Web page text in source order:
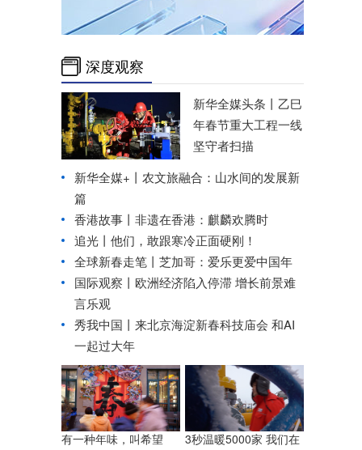
深度观察
新华全媒头条丨 乙巳
年春节重大工程一线
坚守者扫描
新华全媒+丨 农文旅融合：山水间的发展新
篇
香港故事丨 非遗在香港：麒麟欢腾时
追光丨 他们，敢跟寒冷正面硬刚！
全球新春走笔丨芝加哥：爱乐更爱中国年
国际观察丨 欧洲经济陷入停滞 增长前景难
言乐观
秀我中国丨 来北京海淀新春科技庙会 和AI
一起过大年
有一种年味，叫希望
3秒温暖5000家 我们在